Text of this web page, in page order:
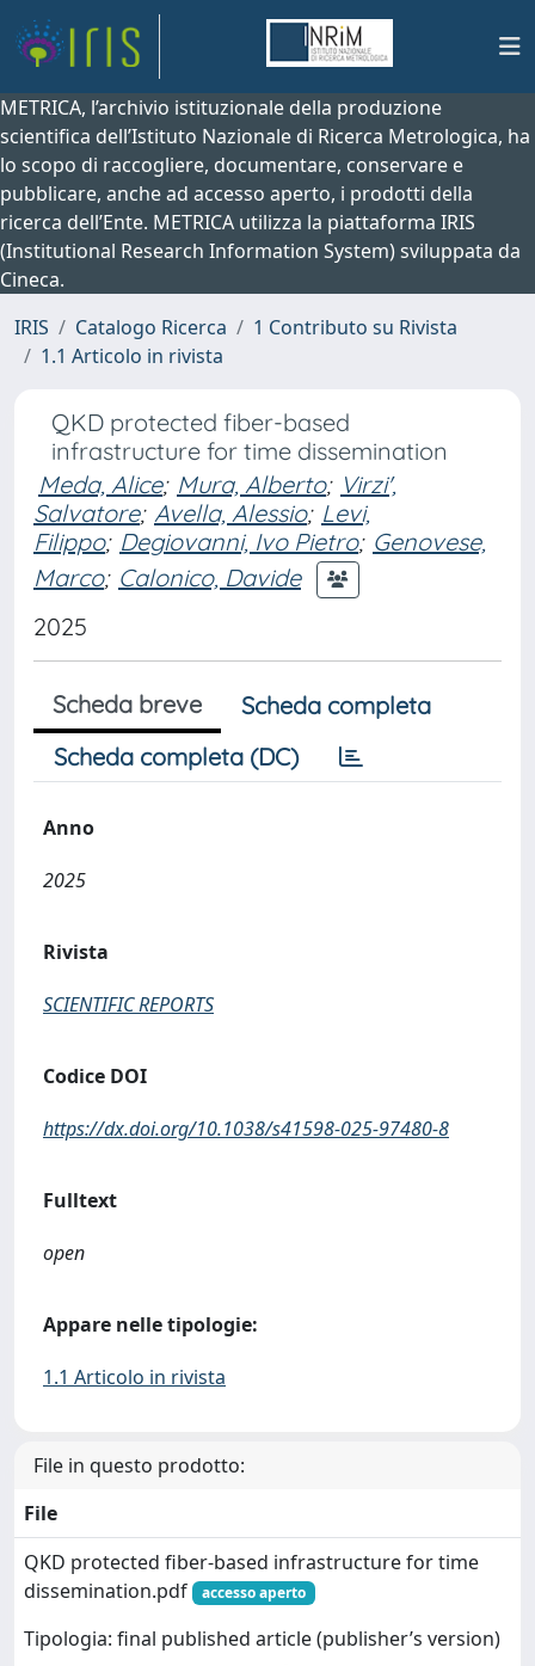
METRICA, l’archivio istituzionale della produzione
scientifica dell’Istituto Nazionale di Ricerca Metrologica, ha
lo scopo di raccogliere, documentare, conservare e
pubblicare, anche ad accesso aperto, i prodotti della
ricerca dell’Ente. METRICA utilizza la piattaforma IRIS
(Institutional Research Information System) sviluppata da
Cineca.
IRIS
Catalogo Ricerca
1 Contributo su Rivista
1.1 Articolo in rivista
QKD protected fiber-based
infrastructure for time dissemination
Meda, Alice; Mura, Alberto; Virzi',
Salvatore; Avella, Alessio; Levi,
Filippo; Degiovanni, Ivo Pietro; Genovese,
Marco; Calonico, Davide
2025
Scheda breve
Scheda completa
Scheda completa (DC)
Anno
2025
Rivista
SCIENTIFIC REPORTS
Codice DOI
https://dx.doi.org/10.1038/s41598-025-97480-8
Fulltext
open
Appare nelle tipologie:
1.1 Articolo in rivista
File in questo prodotto:
File
QKD protected fiber-based infrastructure for time
dissemination.pdf
accesso aperto
Tipologia: final published article (publisher’s version)